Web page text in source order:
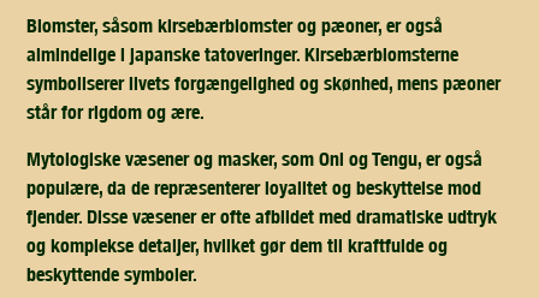
Blomster, såsom kirsebærblomster og pæoner, er også
almindelige i japanske tatoveringer. Kirsebærblomsterne
symboliserer livets forgængelighed og skønhed, mens pæoner
står for rigdom og ære.
Mytologiske væsener og masker, som Oni og Tengu, er også
populære, da de repræsenterer loyalitet og beskyttelse mod
fjender. Disse væsener er ofte afbildet med dramatiske udtryk
og komplekse detaljer, hvilket gør dem til kraftfulde og
beskyttende symboler.